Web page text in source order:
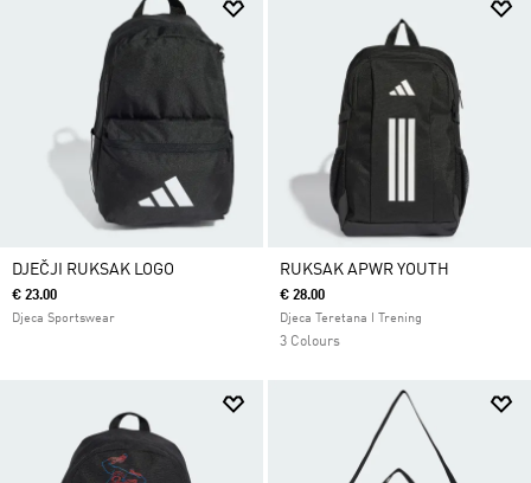
DJEČJI RUKSAK LOGO
€ 23.00
Djeca Sportswear
RUKSAK APWR YOUTH
€ 28.00
Djeca Teretana I Trening
3 Colours